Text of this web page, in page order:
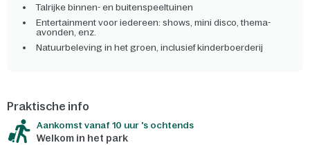
Talrijke binnen- en buitenspeeltuinen
Entertainment voor iedereen: shows, mini disco, thema-
avonden, enz.
Natuurbeleving in het groen, inclusief kinderboerderij
Praktische info
Aankomst vanaf 10 uur 's ochtends
Welkom in het park